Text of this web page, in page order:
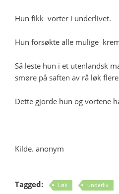
Hun fikk vorter i underlivet.
Hun forsøkte alle mulige
Så leste hun i et utenlandsk
smøre på saften av rå løk
Dette gjorde hun og vortene
Kilde. anonym
Tagged: Løk underliv